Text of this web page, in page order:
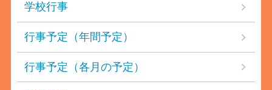
学校行事
行事予定（年間予定）
行事予定（各月の予定）